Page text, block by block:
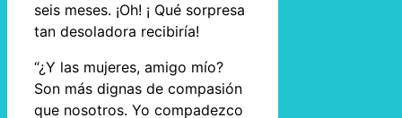
seis meses. ¡Oh! ¡ Qué sorpresa
tan desoladora recibiría!
“¿Y las mujeres, amigo mío?
Son más dignas de compasión
que nosotros. Yo compadezco